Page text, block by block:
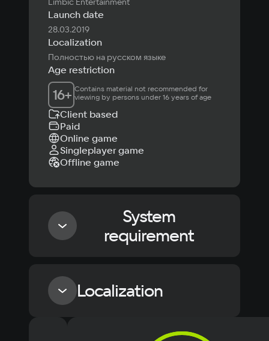
Launch date
28.03.2019
Localization
Полностью на русском языке
Age restriction
16+ Contains material not recommended for
viewing by persons under 16 years of age
Client based
Paid
Online game
Singleplayer game
Offline game
System
requirement
MinimumLocalization